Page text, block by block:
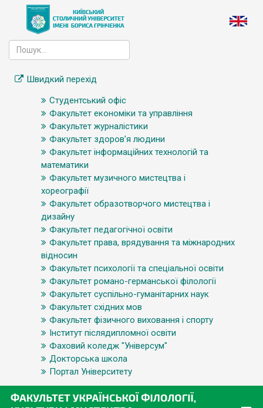
Швидкий перехід
Студентський офіс
Факультет економіки та управління
Факультет журналістики
Факультет здоров’я людини
Факультет інформаційних технологій та
математики
Факультет музичного мистецтва і
хореографії
Факультет образотворчого мистецтва і
дизайну
Факультет педагогічної освіти
Факультет права, врядування та міжнародних
відносин
Факультет психології та спеціальної освіти
Факультет романо-германської філології
Факультет суспільно-гуманітарних наук
Факультет східних мов
Факультет фізичного виховання і спорту
Інститут післядипломної освіти
Фаховий коледж "Універсум"
Докторська школа
Портал Університету